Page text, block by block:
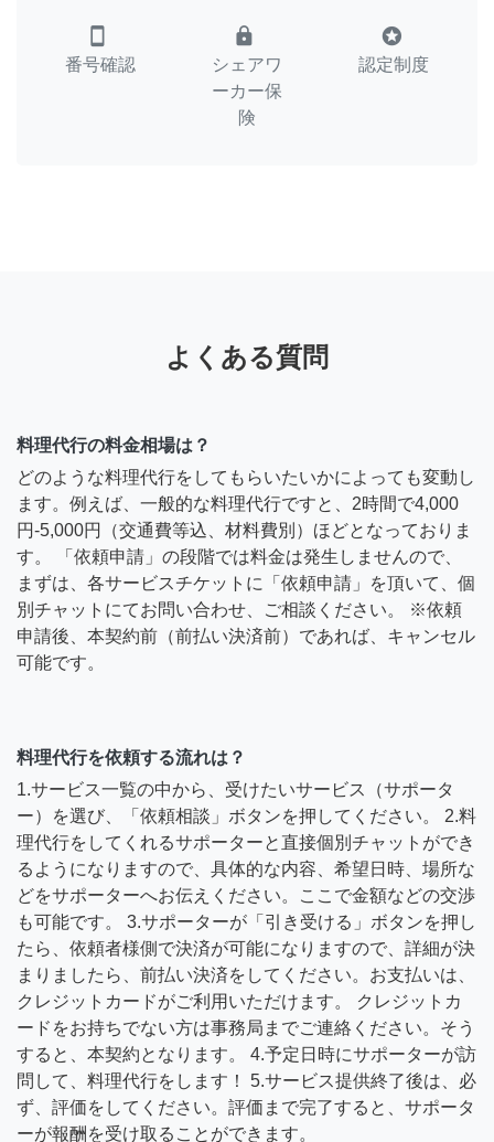
smartphone
番号確認
lock
シェアワ
ーカー保
険
stars
認定制度
よくある質問
料理代行の料金相場は？
どのような料理代行をしてもらいたいかによっても変動し
ます。例えば、一般的な料理代行ですと、2時間で4,000
円-5,000円（交通費等込、材料費別）ほどとなっておりま
す。 「依頼申請」の段階では料金は発生しませんので、
まずは、各サービスチケットに「依頼申請」を頂いて、個
別チャットにてお問い合わせ、ご相談ください。 ※依頼
申請後、本契約前（前払い決済前）であれば、キャンセル
可能です。
料理代行を依頼する流れは？
1.サービス一覧の中から、受けたいサービス（サポータ
ー）を選び、「依頼相談」ボタンを押してください。 2.料
理代行をしてくれるサポーターと直接個別チャットができ
るようになりますので、具体的な内容、希望日時、場所な
どをサポーターへお伝えください。ここで金額などの交渉
も可能です。 3.サポーターが「引き受ける」ボタンを押し
たら、依頼者様側で決済が可能になりますので、詳細が決
まりましたら、前払い決済をしてください。お支払いは、
クレジットカードがご利用いただけます。 クレジットカ
ードをお持ちでない方は事務局までご連絡ください。そう
すると、本契約となります。 4.予定日時にサポーターが訪
問して、料理代行をします！ 5.サービス提供終了後は、必
ず、評価をしてください。評価まで完了すると、サポータ
ーが報酬を受け取ることができます。